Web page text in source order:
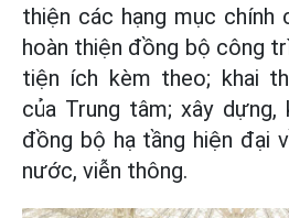
thiện các hạng mục chính
hoàn thiện đồng bộ công
tiện ích kèm theo; khai
của Trung tâm; xây dựng,
đồng bộ hạ tầng hiện đại
nước, viễn thông.